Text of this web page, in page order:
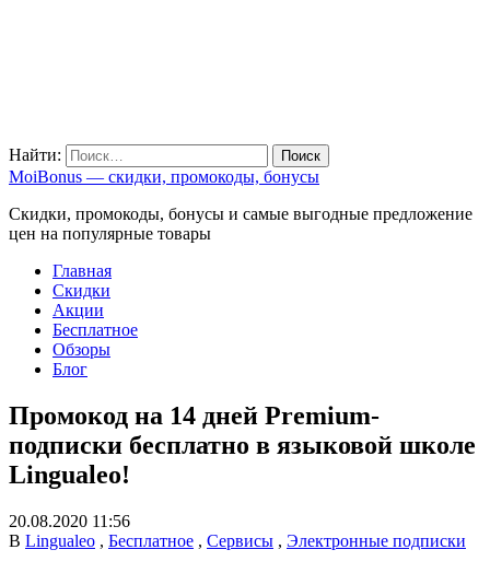
Найти:
MoiBonus — скидки, промокоды, бонусы
Скидки, промокоды, бонусы и самые выгодные предложение
цен на популярные товары
Главная
Скидки
Акции
Бесплатное
Обзоры
Блог
Промокод на 14 дней Premium-
подписки бесплатно в языковой школе
Lingualeo!
20.08.2020 11:56
В Lingualeo , Бесплатное , Сервисы , Электронные подписки